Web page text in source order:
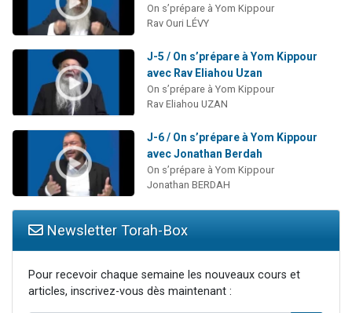
On s’prépare à Yom Kippour
Rav Ouri LÉVY
J-5 / On s’prépare à Yom Kippour
avec Rav Eliahou Uzan
On s’prépare à Yom Kippour
Rav Eliahou UZAN
J-6 / On s’prépare à Yom Kippour
avec Jonathan Berdah
On s’prépare à Yom Kippour
Jonathan BERDAH
Newsletter Torah-Box
Pour recevoir chaque semaine les nouveaux cours et
articles, inscrivez-vous dès maintenant :